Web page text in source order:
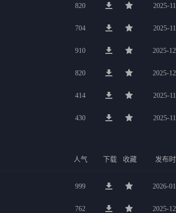
820 2025-
704 2025-
910 2025-
820 2025-
414 2025-
430 2025-
人气 下载 收藏 发布时
999 2026-
762 2025-